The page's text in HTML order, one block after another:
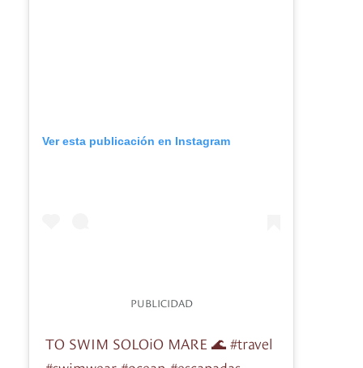
Ver esta publicación en Instagram
PUBLICIDAD
TO SWIM SOLOiO MARE 🌊 #travel